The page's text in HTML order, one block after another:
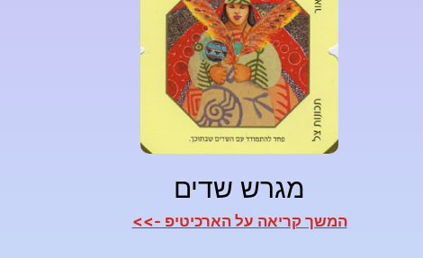
מגרש שדים
המשך קריאה על הארכיטיפ ->>